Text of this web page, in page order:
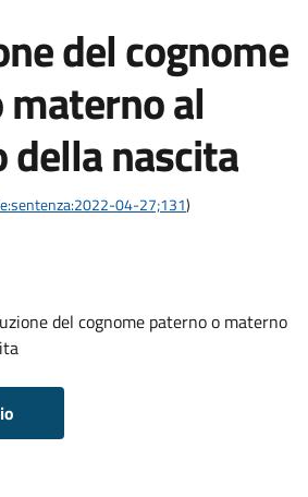
del cognome
al
nascita
04-27;131)
del cognome paterno o materno